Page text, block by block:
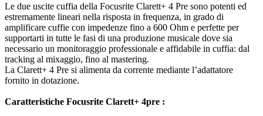
Le due uscite cuffia della Focusrite Clarett+ 4 Pre sono potenti ed
estremamente lineari nella risposta in frequenza, in grado di
amplificare cuffie con impedenze fino a 600 Ohm e perfette per
supportarti in tutte le fasi di una produzione musicale dove sia
necessario un monitoraggio professionale e affidabile in cuffia: dal
tracking al mixaggio, fino al mastering.
La Clarett+ 4 Pre si alimenta da corrente mediante l’adattatore
fornito in dotazione.
Caratteristiche Focusrite Clarett+ 4pre :